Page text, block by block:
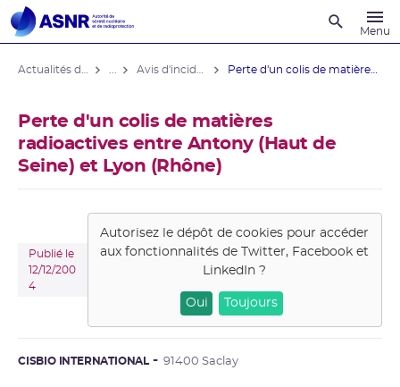
Menu
Perte d'un colis de matières
radioactives entre Antony (Haut de
Seine) et Lyon (Rhône)
Publié le
12/12/200
4
Autorisez le dépôt de cookies pour accéder
aux fonctionnalités deTwitter, Facebook et
LinkedIn ?
Oui Toujours
CISBIO INTERNATIONAL 91400 Saclay